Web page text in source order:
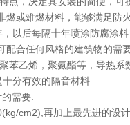
或难燃材料，能够满足防火
以后每隔十年喷涂防腐涂
配合任何风格的建筑物的需
乙烯，聚氨酯等，导热系
分有效的隔音材料.
需要.
cm2),再加上最先进的设